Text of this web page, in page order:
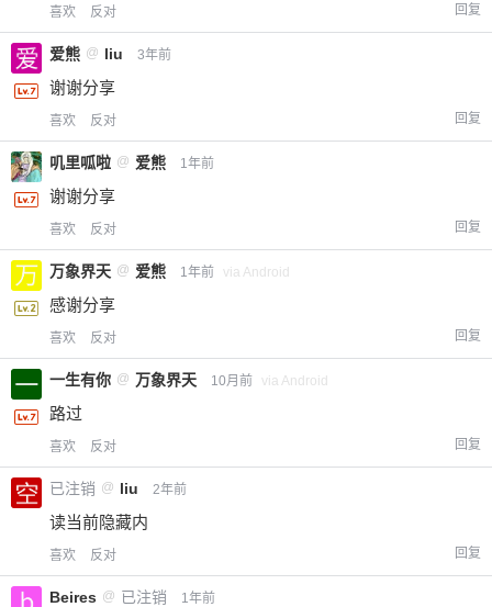
喜欢 反对 回复
爱熊 @ liu 3年前
谢谢分享
喜欢 反对 回复
叽里呱啦 @ 爱熊 1年前
谢谢分享
喜欢 反对 回复
万象界天 @ 爱熊 1年前 via Android
感谢分享
喜欢 反对 回复
一生有你 @ 万象界天 10月前 via Android
路过
喜欢 反对 回复
已注销 @ liu 2年前
读当前隐藏内
喜欢 反对 回复
Beires @ 已注销 1年前